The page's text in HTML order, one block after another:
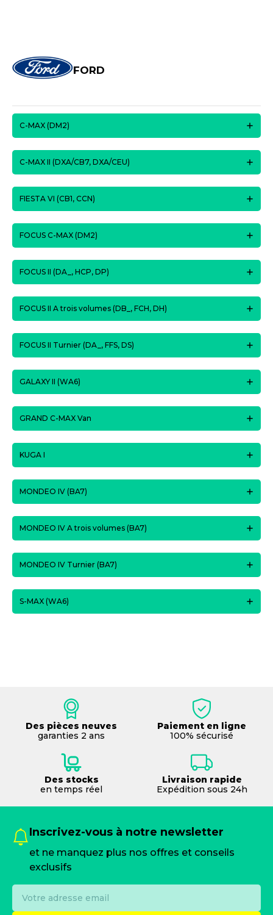
FORD
C-MAX (DM2)
C-MAX II (DXA/CB7, DXA/CEU)
FIESTA VI (CB1, CCN)
FOCUS C-MAX (DM2)
FOCUS II (DA_, HCP, DP)
FOCUS II A trois volumes (DB_, FCH, DH)
FOCUS II Turnier (DA_, FFS, DS)
GALAXY II (WA6)
GRAND C-MAX Van
KUGA I
MONDEO IV (BA7)
MONDEO IV A trois volumes (BA7)
MONDEO IV Turnier (BA7)
S-MAX (WA6)
Des pièces neuves
garanties 2 ans
Paiement en ligne
100% sécurisé
Des stocks
en temps réel
Livraison rapide
Expédition sous 24h
Inscrivez-vous à notre newsletter
et ne manquez plus nos offres et conseils
exclusifs